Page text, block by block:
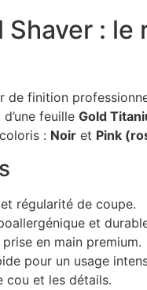
:
de finition
feuille Gold
: Noir et Pink
régularité de coupe.
et
en main premium.
pour un usage
cou et les détails.